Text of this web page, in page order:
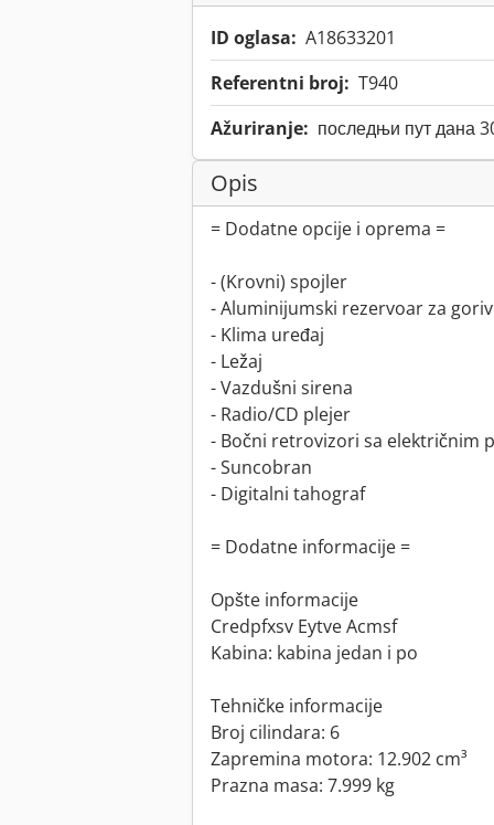
ID oglasa: A18633201
Referentni broj: T940
Ažuriranje: последњи пут дана
Opis
= Dodatne opcije i oprema =
- (Krovni) spojler
- Aluminijumski rezervoar za
- Klima uređaj
- Ležaj
- Vazdušni sirena
- Radio/CD plejer
- Bočni retrovizori sa električnim
- Suncobran
- Digitalni tahograf
= Dodatne informacije =
Opšte informacije
Credpfxsv Eytve Acmsf
Kabina: kabina jedan i po
Tehničke informacije
Broj cilindara: 6
Zapremina motora: 12.902 cm³
Prazna masa: 7.999 kg